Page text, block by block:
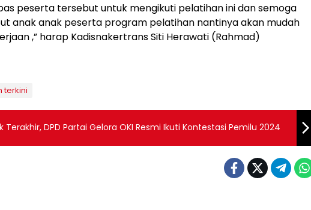
peserta tersebut untuk mengikuti pelatihan ini dan semoga
anak anak peserta program pelatihan nantinya akan mudah
,” harap Kadisnakertrans Siti Herawati (Rahmad)
terkini
Terakhir, DPD Partai Gelora OKI Resmi Ikuti Kontestasi Pemilu 2024